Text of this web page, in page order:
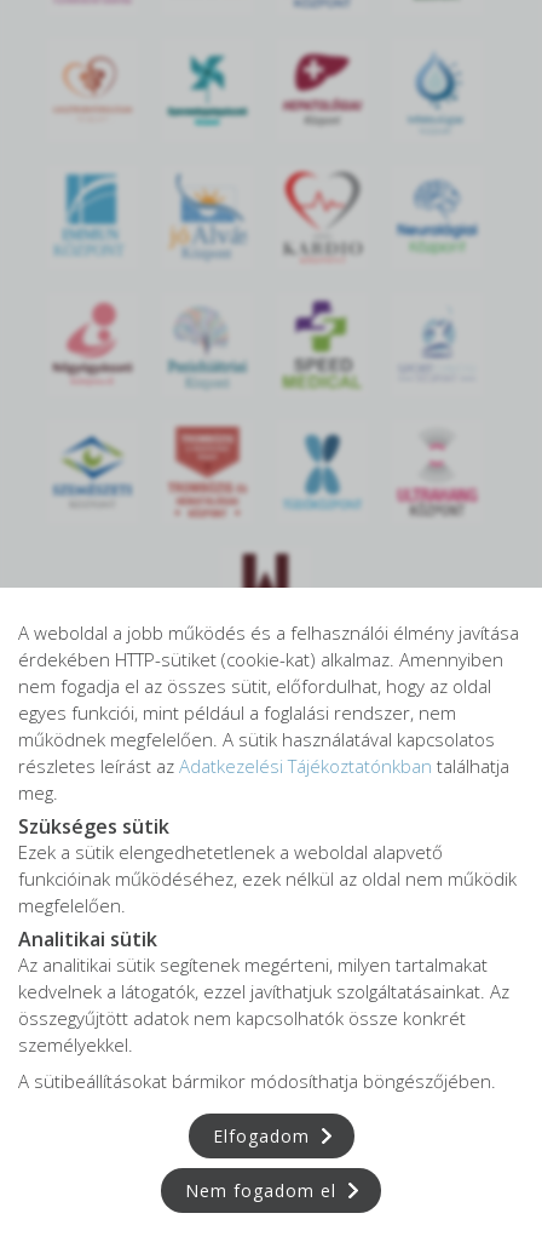
IMMUN
KÖZPONT
jó Alvás
Központ
A weboldal a jobb működés és a felhasználói élmény javítása
érdekében HTTP-sütiket (cookie-kat) alkalmaz. Amennyiben
nem fogadja el az összes sütit, előfordulhat, hogy az oldal
egyes funkciói, mint például a foglalási rendszer, nem
működnek megfelelően. A sütik használatával kapcsolatos
részletes leírást az Adatkezelési Tájékoztatónkban találhatja
meg.
Szükséges sütik
Ezek a sütik elengedhetetlenek a weboldal alapvető
funkcióinak működéséhez, ezek nélkül az oldal nem működik
megfelelően.
Analitikai sütik
Az analitikai sütik segítenek megérteni, milyen tartalmakat
kedvelnek a látogatók, ezzel javíthatjuk szolgáltatásainkat. Az
összegyűjtött adatok nem kapcsolhatók össze konkrét
személyekkel.
A sütibeállításokat bármikor módosíthatja böngészőjében.
Elfogadom
Nem fogadom el